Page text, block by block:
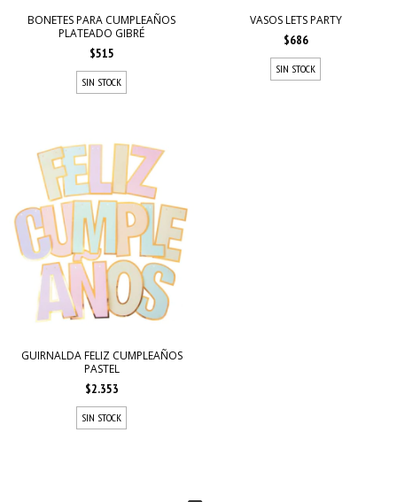
BONETES PARA CUMPLEAÑOS
PLATEADO GIBRÉ
$515
SIN STOCK
VASOS LETS PARTY
$686
SIN STOCK
GUIRNALDA FELIZ CUMPLEAÑOS
PASTEL
$2.353
SIN STOCK